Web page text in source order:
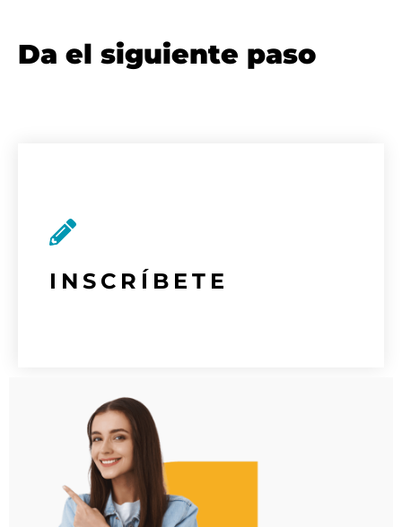
Da el siguiente paso
INSCRÍBETE
Inicia tu proceso de inscripción aquí
INSCRIPCIONES